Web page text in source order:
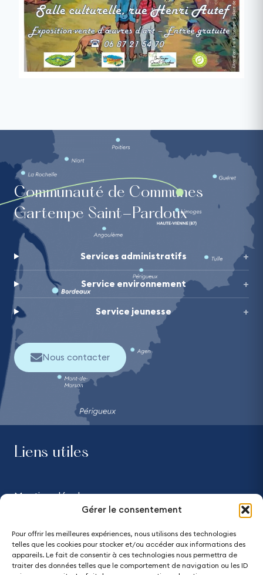
Gérer le consentement
Pour offrir les meilleures expériences, nous utilisons des technologies
telles que les cookies pour stocker et/ou accéder aux informations des
appareils. Le fait de consentir à ces technologies nous permettra de
traiter des données telles que le comportement de navigation ou les ID
Communauté de Communes
Gartempe Saint-Pardoux
Services administratifs
Service environnement
Service jeunesse
Nous contacter
Liens utiles
Mentions légales
Accessibilité - partiellement conforme